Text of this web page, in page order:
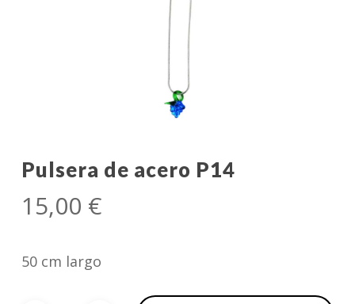
Pulsera de acero P14
15,00 €
50 cm largo